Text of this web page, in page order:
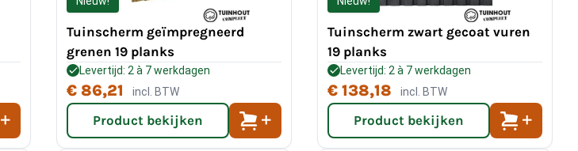
Tuinscherm geïmpregneerd
grenen 19 planks
Levertijd: 2 à 7 werkdagen
€ 86,21 incl. BTW
Product bekijken
Tuinscherm zwart gecoat vuren
19 planks
Levertijd: 2 à 7 werkdagen
€ 138,18 incl. BTW
Product bekijken